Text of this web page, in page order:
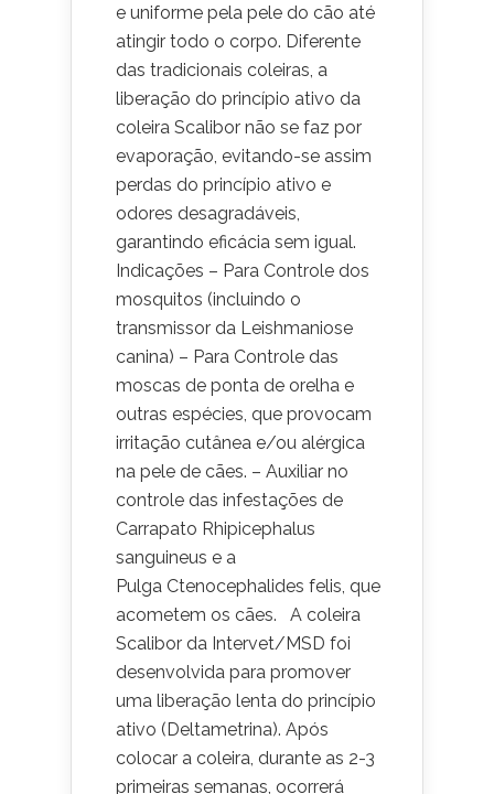
e uniforme pela pele do cão até
atingir todo o corpo. Diferente
das tradicionais coleiras, a
liberação do princípio ativo da
coleira Scalibor não se faz por
evaporação, evitando-se assim
perdas do princípio ativo e
odores desagradáveis,
garantindo eficácia sem igual.
Indicações – Para Controle dos
mosquitos (incluindo o
transmissor da Leishmaniose
canina) – Para Controle das
moscas de ponta de orelha e
outras espécies, que provocam
irritação cutânea e/ou alérgica
na pele de cães. – Auxiliar no
controle das infestações de
Carrapato Rhipicephalus
sanguineus e a
Pulga Ctenocephalides felis, que
acometem os cães. A coleira
Scalibor da Intervet/MSD foi
desenvolvida para promover
uma liberação lenta do princípio
ativo (Deltametrina). Após
colocar a coleira, durante as 2-3
primeiras semanas, ocorrerá